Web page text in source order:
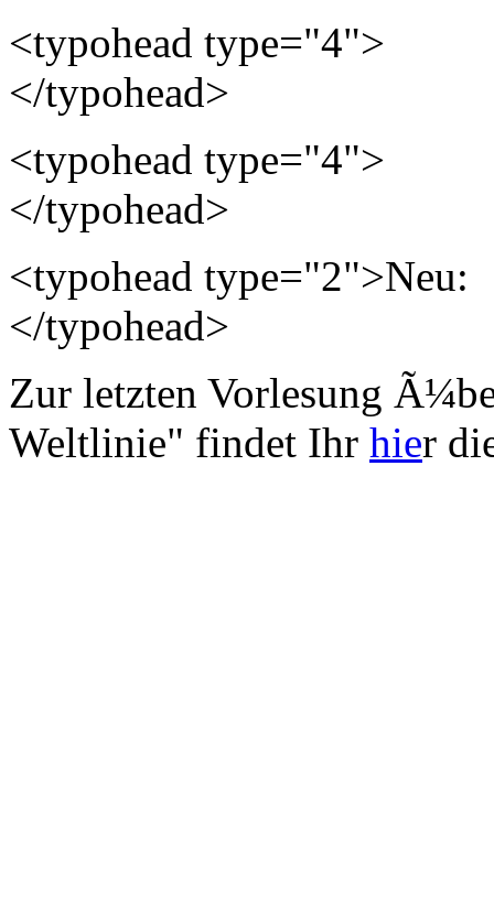
<typohead type="4">
</typohead>
<typohead type="4">
</typohead>
<typohead type="2">Neu:
</typohead>
Zur letzten Vorlesung
Weltlinie" findet Ihr hier